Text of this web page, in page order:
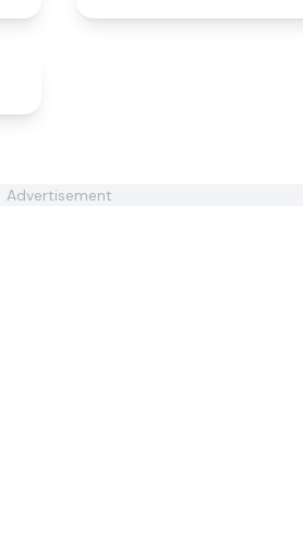
Advertisement